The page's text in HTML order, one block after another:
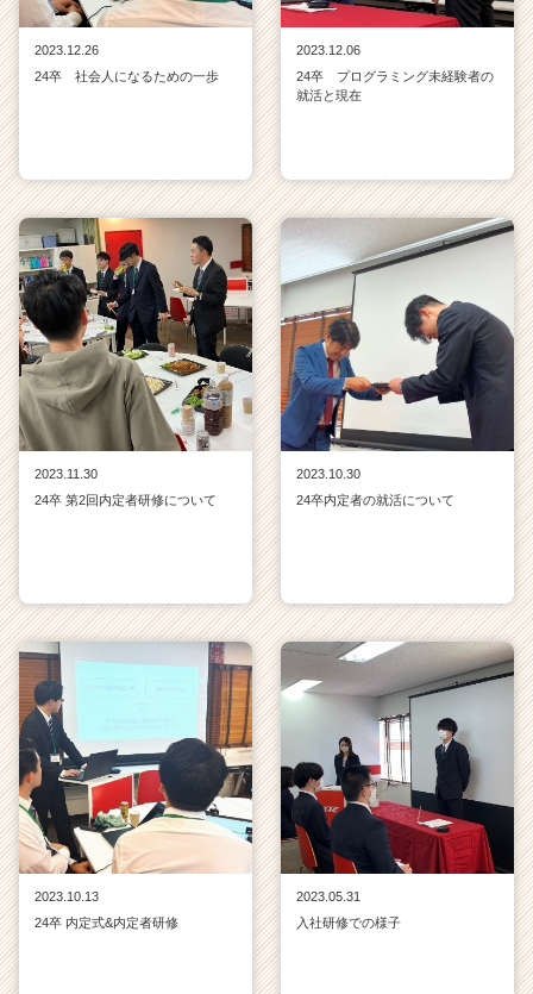
2023.12.26
24卒 社会人になるための一歩
2023.12.06
24卒 プログラミング未経験者の
就活と現在
2023.11.30
24卒 第2回内定者研修について
2023.10.30
24卒内定者の就活について
2023.10.13
24卒 内定式&内定者研修
2023.05.31
入社研修での様子